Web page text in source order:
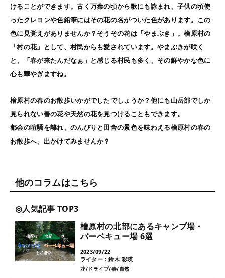
けることができます。古く万葉の頃から歌にも詠まれ、子供の頃使
ったクレヨンや色鉛筆にはその花の名がついた色があります。この
色に見覚えがありませんか？そうその花は「やまぶき」。檜原村の
「村の花」として、村民からも愛されています。やまぶきが咲く
と、「春が来たんだなぁ」と感じる村民も多く、その鮮やかな色に
心も華やぎますね。
檜原村の春のお散歩いかがでしたでしょうか？他にも山岳部でしか
見られない春の花や天然の花を見つけることもできます。
都会の喧騒を離れ、のんびりと田舎の景色を味わえる檜原村の春の
お散歩へ、出かけてみませんか？
他のコラムはこちら
人気記事 TOP3
檜原村の北部にあるキャンプ場・
バーベキュー場 6選
2023/09/22
ライター：鈴木 彩瑛
花 ドライブ 春 自然